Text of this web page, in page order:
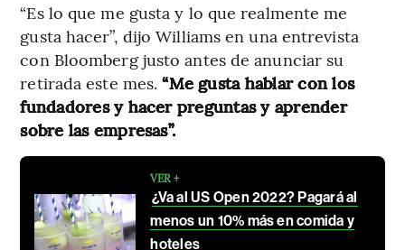
“Es lo que me gusta y lo que realmente me
gusta hacer”, dijo Williams en una entrevista
con Bloomberg justo antes de anunciar su
retirada este mes.“Me gusta hablar con los
fundadores y hacer preguntas y aprender
sobre las empresas”.
VER +
¿Va al US Open 2022? Pagará al
menos un 10% más en comida y
hoteles